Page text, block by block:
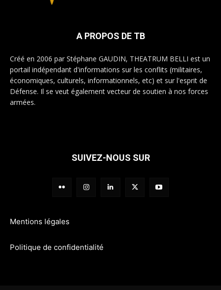
A PROPOS DE TB
Créé en 2006 par Stéphane GAUDIN, THEATRUM BELLI est un
portail indépendant d'informations sur les conflits (militaires,
économiques, culturels, informationnels, etc) et sur l'esprit de
Défense. Il se veut également vecteur de soutien à nos forces
armées.
SUIVEZ-NOUS SUR
Mentions légales
Politique de confidentialité